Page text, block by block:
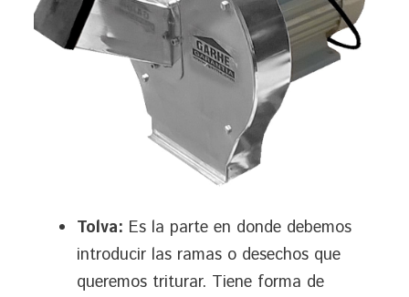
​Tolva: Es la parte en donde debemos
introducir las ramas o desechos que
queremos triturar. Tiene forma de